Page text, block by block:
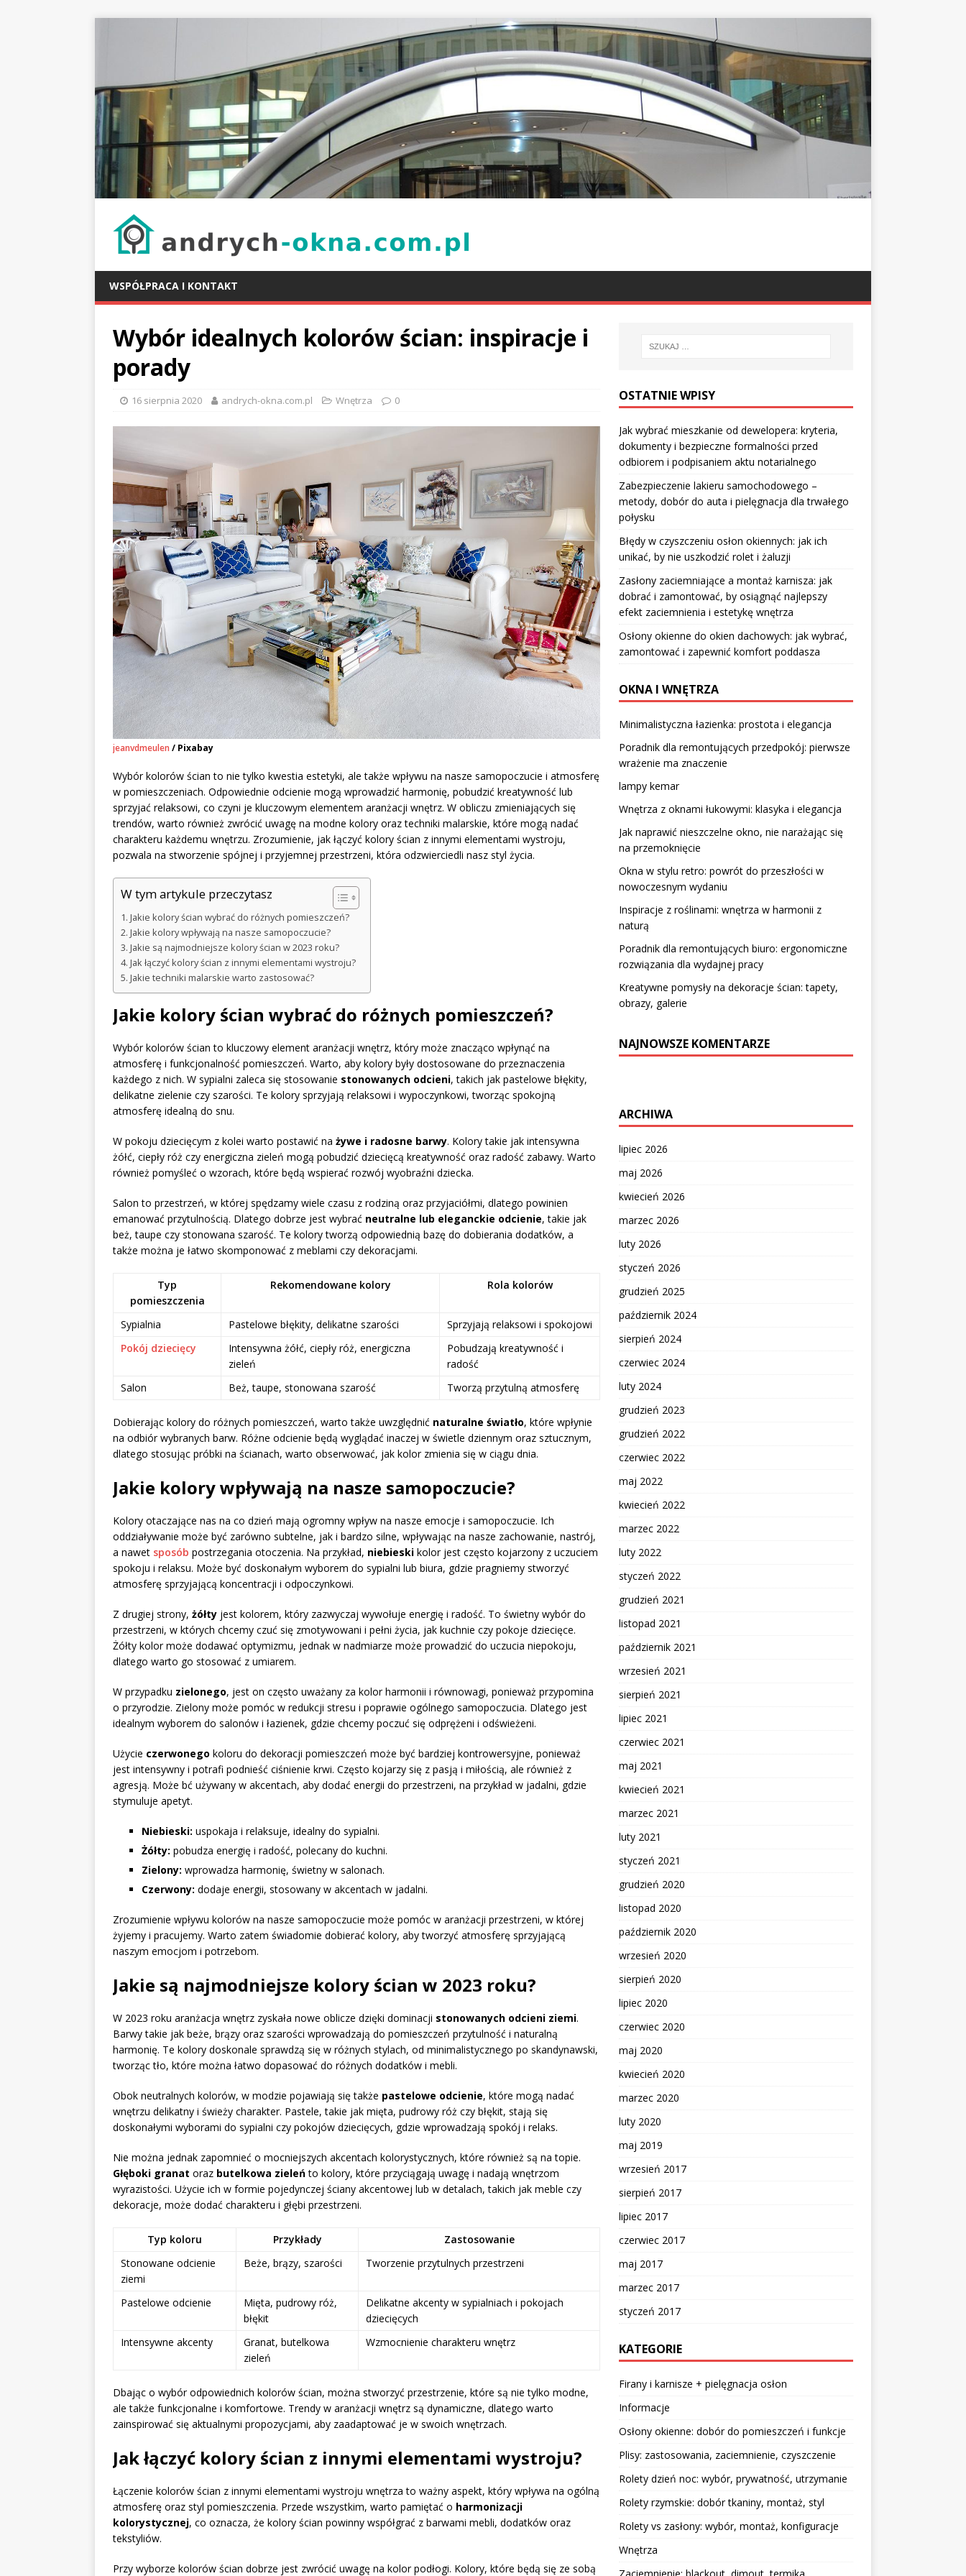
WSPÓŁPRACA I KONTAKT
Wybór idealnych kolorów ścian: inspiracje i
porady
16 sierpnia 2020 andrych-okna.com.pl Wnętrza 0
jeanvdmeulen / Pixabay
Wybór kolorów ścian to nie tylko kwestia estetyki, ale także wpływu na nasze samopoczucie i atmosferę
w pomieszczeniach. Odpowiednie odcienie mogą wprowadzić harmonię, pobudzić kreatywność lub
sprzyjać relaksowi, co czyni je kluczowym elementem aranżacji wnętrz. W obliczu zmieniających się
trendów, warto również zwrócić uwagę na modne kolory oraz techniki malarskie, które mogą nadać
charakteru każdemu wnętrzu. Zrozumienie, jak łączyć kolory ścian z innymi elementami wystroju,
pozwala na stworzenie spójnej i przyjemnej przestrzeni, która odzwierciedli nasz styl życia.
W tym artykule przeczytasz
Jakie kolory ścian wybrać do różnych pomieszczeń?
Jakie kolory wpływają na nasze samopoczucie?
Jakie są najmodniejsze kolory ścian w 2023 roku?
Jak łączyć kolory ścian z innymi elementami wystroju?
Jakie techniki malarskie warto zastosować?
Jakie kolory ścian wybrać do różnych pomieszczeń?
Wybór kolorów ścian to kluczowy element aranżacji wnętrz, który może znacząco wpłynąć na
atmosferę i funkcjonalność pomieszczeń. Warto, aby kolory były dostosowane do przeznaczenia
każdego z nich. W sypialni zaleca się stosowanie stonowanych odcieni, takich jak pastelowe błękity,
delikatne zielenie czy szarości. Te kolory sprzyjają relaksowi i wypoczynkowi, tworząc spokojną
atmosferę idealną do snu.
W pokoju dziecięcym z kolei warto postawić na żywe i radosne barwy. Kolory takie jak intensywna
żółć, ciepły róż czy energiczna zieleń mogą pobudzić dziecięcą kreatywność oraz radość zabawy. Warto
również pomyśleć o wzorach, które będą wspierać rozwój wyobraźni dziecka.
Salon to przestrzeń, w której spędzamy wiele czasu z rodziną oraz przyjaciółmi, dlatego powinien
emanować przytulnością. Dlatego dobrze jest wybrać neutralne lub eleganckie odcienie, takie jak
beż, taupe czy stonowana szarość. Te kolory tworzą odpowiednią bazę do dobierania dodatków, a
także można je łatwo skomponować z meblami czy dekoracjami.
Typ
pomieszczenia
Rekomendowane kolory Rola kolorów
Sypialnia Pastelowe błękity, delikatne szarości
Sprzyjają relaksowi i spokojowi
Pokój dziecięcy
Intensywna żółć, ciepły róż, energiczna
zieleń
Pobudzają kreatywność i
radość
Salon
Beż, taupe, stonowana szarość Tworzą przytulną atmosferę
Dobierając kolory do różnych pomieszczeń, warto także uwzględnić naturalne światło, które wpłynie
na odbiór wybranych barw. Różne odcienie będą wyglądać inaczej w świetle dziennym oraz sztucznym,
dlatego stosując próbki na ścianach, warto obserwować, jak kolor zmienia się w ciągu dnia.
Jakie kolory wpływają na nasze samopoczucie?
Kolory otaczające nas na co dzień mają ogromny wpływ na nasze emocje i samopoczucie. Ich
oddziaływanie może być zarówno subtelne, jak i bardzo silne, wpływając na nasze zachowanie, nastrój,
a nawet sposób postrzegania otoczenia. Na przykład, niebieski kolor jest często kojarzony z uczuciem
spokoju i relaksu. Może być doskonałym wyborem do sypialni lub biura, gdzie pragniemy stworzyć
atmosferę sprzyjającą koncentracji i odpoczynkowi.
Z drugiej strony, żółty jest kolorem, który zazwyczaj wywołuje energię i radość. To świetny wybór do
przestrzeni, w których chcemy czuć się zmotywowani i pełni życia, jak kuchnie czy pokoje dziecięce.
Żółty kolor może dodawać optymizmu, jednak w nadmiarze może prowadzić do uczucia niepokoju,
dlatego warto go stosować z umiarem.
W przypadku zielonego, jest on często uważany za kolor harmonii i równowagi, ponieważ przypomina
o przyrodzie. Zielony może pomóc w redukcji stresu i poprawie ogólnego samopoczucia. Dlatego jest
idealnym wyborem do salonów i łazienek, gdzie chcemy poczuć się odprężeni i odświeżeni.
Użycie czerwonego koloru do dekoracji pomieszczeń może być bardziej kontrowersyjne, ponieważ
jest intensywny i potrafi podnieść ciśnienie krwi. Często kojarzy się z pasją i miłością, ale również z
agresją. Może bć używany w akcentach, aby dodać energii do przestrzeni, na przykład w jadalni, gdzie
stymuluje apetyt.
Niebieski: uspokaja i relaksuje, idealny do sypialni.
Żółty: pobudza energię i radość, polecany do kuchni.
Zielony: wprowadza harmonię, świetny w salonach.
Czerwony: dodaje energii, stosowany w akcentach w jadalni.
Zrozumienie wpływu kolorów na nasze samopoczucie może pomóc w aranżacji przestrzeni, w której
żyjemy i pracujemy. Warto zatem świadomie dobierać kolory, aby tworzyć atmosferę sprzyjającą
naszym emocjom i potrzebom.
Jakie są najmodniejsze kolory ścian w 2023 roku?
W 2023 roku aranżacja wnętrz zyskała nowe oblicze dzięki dominacji stonowanych odcieni ziemi.
Barwy takie jak beże, brązy oraz szarości wprowadzają do pomieszczeń przytulność i naturalną
harmonię. Te kolory doskonale sprawdzą się w różnych stylach, od minimalistycznego po skandynawski,
tworząc tło, które można łatwo dopasować do różnych dodatków i mebli.
Obok neutralnych kolorów, w modzie pojawiają się także pastelowe odcienie, które mogą nadać
wnętrzu delikatny i świeży charakter. Pastele, takie jak mięta, pudrowy róż czy błękit, stają się
doskonałymi wyborami do sypialni czy pokojów dziecięcych, gdzie wprowadzają spokój i relaks.
Nie można jednak zapomnieć o mocniejszych akcentach kolorystycznych, które również są na topie.
Głęboki granat oraz butelkowa zieleńto kolory, które przyciągają uwagę i nadają wnętrzom
wyrazistości. Użycie ich w formie pojedynczej ściany akcentowej lub w detalach, takich jak meble czy
dekoracje, może dodać charakteru i głębi przestrzeni.
Typ koloru Przykłady
Zastosowanie
Stonowane odcienie
ziemi
Beże, brązy, szarości Tworzenie przytulnych przestrzeni
Pastelowe odcienie
Mięta, pudrowy róż,
błękit
Delikatne akcenty w sypialniach i pokojach
dziecięcych
Intensywne akcenty
Granat, butelkowa
zieleń
Wzmocnienie charakteru wnętrz
Dbając o wybór odpowiednich kolorów ścian, można stworzyć przestrzenie, które są nie tylko modne,
ale także funkcjonalne i komfortowe. Trendy w aranżacji wnętrz są dynamiczne, dlatego warto
zainspirować się aktualnymi propozycjami, aby zaadaptować je w swoich wnętrzach.
Jak łączyć kolory ścian z innymi elementami wystroju?
Łączenie kolorów ścian z innymi elementami wystroju wnętrza to ważny aspekt, który wpływa na ogólną
atmosferę oraz styl pomieszczenia. Przede wszystkim, warto pamiętać o harmonizacji
kolorystycznej, co oznacza, że kolory ścian powinny współgrać z barwami mebli, dodatków oraz
tekstyliów.
Przy wyborze kolorów ścian dobrze jest zwrócić uwagę na kolor podłogi. Kolory, które będą się ze sobą
OSTATNIE WPISY
Jak wybrać mieszkanie od dewelopera: kryteria,
dokumenty i bezpieczne formalności przed
odbiorem i podpisaniem aktu notarialnego
Zabezpieczenie lakieru samochodowego –
metody, dobór do auta i pielęgnacja dla trwałego
połysku
Błędy w czyszczeniu osłon okiennych: jak ich
unikać, by nie uszkodzić rolet i żaluzji
Zasłony zaciemniające a montaż karnisza: jak
dobrać i zamontować, by osiągnąć najlepszy
efekt zaciemnienia i estetykę wnętrza
Osłony okienne do okien dachowych: jak wybrać,
zamontować i zapewnić komfort poddasza
OKNA I WNĘTRZA
Minimalistyczna łazienka: prostota i elegancja
Poradnik dla remontujących przedpokój: pierwsze
wrażenie ma znaczenie
lampy kemar
Wnętrza z oknami łukowymi: klasyka i elegancja
Jak naprawić nieszczelne okno, nie narażając się
na przemoknięcie
Okna w stylu retro: powrót do przeszłości w
nowoczesnym wydaniu
Inspiracje z roślinami: wnętrza w harmonii z
naturą
Poradnik dla remontujących biuro: ergonomiczne
rozwiązania dla wydajnej pracy
Kreatywne pomysły na dekoracje ścian: tapety,
obrazy, galerie
NAJNOWSZE KOMENTARZE
ARCHIWA
lipiec 2026
maj 2026
kwiecień 2026
marzec 2026
luty 2026
styczeń 2026
grudzień 2025
październik 2024
sierpień 2024
czerwiec 2024
luty 2024
grudzień 2023
grudzień 2022
czerwiec 2022
maj 2022
kwiecień 2022
marzec 2022
luty 2022
styczeń 2022
grudzień 2021
listopad 2021
październik 2021
wrzesień 2021
sierpień 2021
lipiec 2021
czerwiec 2021
maj 2021
kwiecień 2021
marzec 2021
luty 2021
styczeń 2021
grudzień 2020
listopad 2020
październik 2020
wrzesień 2020
sierpień 2020
lipiec 2020
czerwiec 2020
maj 2020
kwiecień 2020
marzec 2020
luty 2020
maj 2019
wrzesień 2017
sierpień 2017
lipiec 2017
czerwiec 2017
maj 2017
marzec 2017
styczeń 2017
KATEGORIE
Firany i karnisze + pielęgnacja osłon
Informacje
Osłony okienne: dobór do pomieszczeń i funkcje
Plisy: zastosowania, zaciemnienie, czyszczenie
Rolety dzień noc: wybór, prywatność, utrzymanie
Rolety rzymskie: dobór tkaniny, montaż, styl
Rolety vs zasłony: wybór, montaż, konfiguracje
Wnętrza